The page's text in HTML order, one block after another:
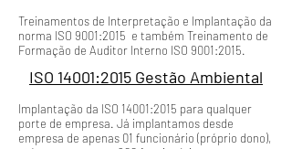
Treinamentos de Interpretação e Implantação da
norma ISO 9001:2015 e também Treinamento de
Formação de Auditor Interno ISO 9001:2015.
ISO 14001:2015 Gestão Ambiental
Implantação da ISO 14001:2015 para qualquer
porte de empresa. Já implantamos desde
empresa de apenas 01 funcionário (próprio dono),